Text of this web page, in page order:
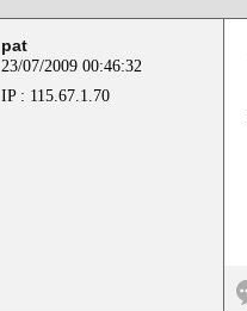
pat
23/07/2009 00:46:32
IP : 115.67.1.70